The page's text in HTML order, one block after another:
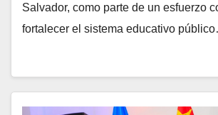
Salvador, como parte de un esfuerzo
fortalecer el sistema educativo